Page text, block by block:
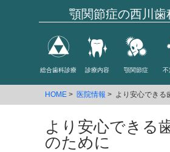
顎関節症の西川歯
総合歯科診療 診療内容 顎関節症 不
HOME > 医院情報 > より安心できる
より安心できる
のために